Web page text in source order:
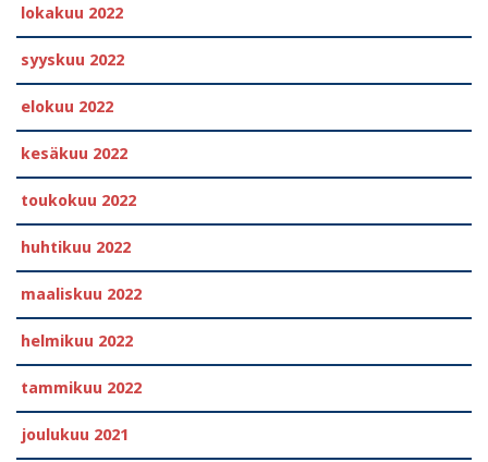
lokakuu 2022
syyskuu 2022
elokuu 2022
kesäkuu 2022
toukokuu 2022
huhtikuu 2022
maaliskuu 2022
helmikuu 2022
tammikuu 2022
joulukuu 2021